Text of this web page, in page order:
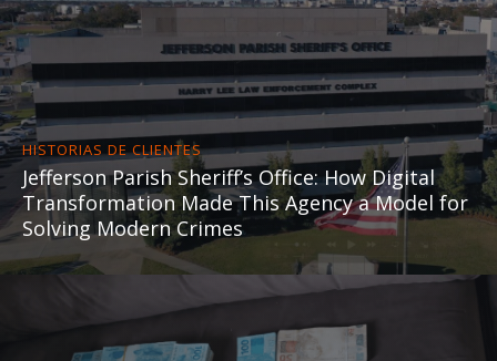
HISTORIAS DE CLIENTES
Jefferson Parish Sheriff’s Office: How Digital
Transformation Made This Agency a Model for
Solving Modern Crimes